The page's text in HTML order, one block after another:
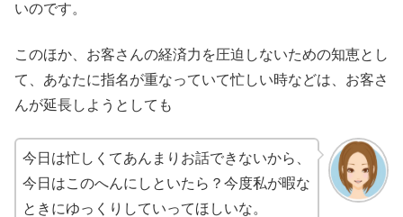
いのです。
このほか、お客さんの経済力を圧迫しないための知恵とし
て、あなたに指名が重なっていて忙しい時などは、お客さ
んが延長しようとしても
今日は忙しくてあんまりお話できないから、
今日はこのへんにしといたら？今度私が暇な
ときにゆっくりしていってほしいな。